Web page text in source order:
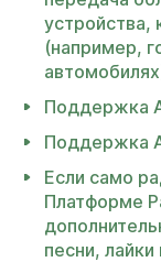
(например,
Поддержка
Поддержка
Если само
Платформе
песни,